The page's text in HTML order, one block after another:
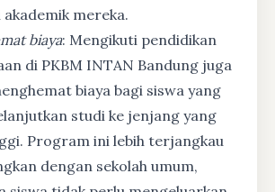
mereka.
biaya: Mengikuti pendidikan
di PKBM INTAN Bandung juga
biaya bagi siswa yang
studi ke jenjang yang
Program ini lebih terjangkau
dengan sekolah umum,